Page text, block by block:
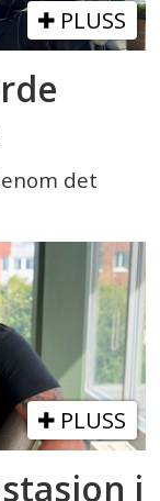
PLUSS
det
PLUSS
i